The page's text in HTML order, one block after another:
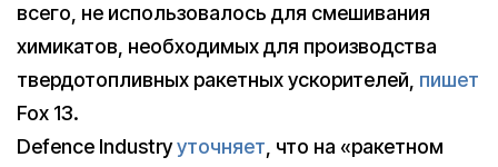
всего, не использовалось для смешивания
химикатов, необходимых для производства
твердотопливных ракетных ускорителей, пишет
Fox 13.
Defence Industryуточняет, что на «ракетном